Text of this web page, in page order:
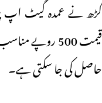
گڑھ نے عمدہ گیٹ اپ
حاصل کی جا سکتی ہے۔